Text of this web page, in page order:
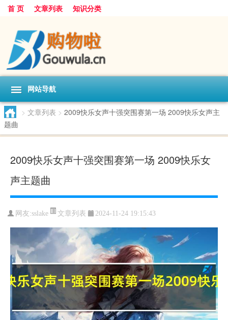
首 页 文章列表 知识分类
网站导航
> 文章列表 > 2009快乐女声十强突围赛第一场 2009快乐女声主
题曲
2009快乐女声十强突围赛第一场 2009快乐女
声主题曲
网友:sslake 文章列表 2024-11-24 19:15:43